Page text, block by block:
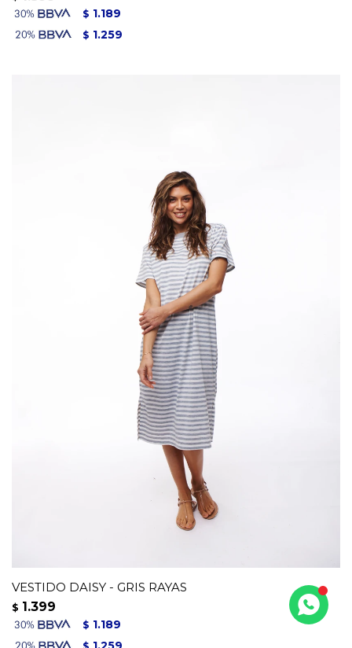
$ 1.189
$ 1.259
VESTIDO DAISY - GRIS RAYAS
$ 1.399
$ 1.189